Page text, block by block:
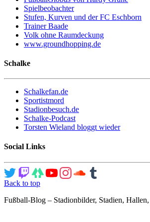
Spielbeobachter
Stufen, Kurven und der FC Eschborn
Trainer Baade
Volk ohne Raumdeckung
www.groundhopping.de
Schalke
Schalkefan.de
Sportistmord
Stadionbesuch.de
Schalke-Podcast
Torsten Wieland bloggt wieder
Social Links
Back to top
Fußball-Blog – Stadionbilder, Stadien,